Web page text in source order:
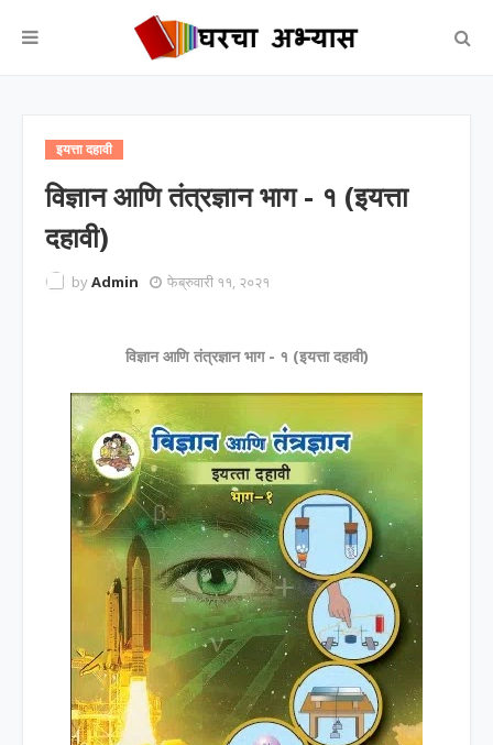
इयत्ता दहावी
विज्ञान आणि तंत्रज्ञान भाग - १ (इयत्ता
दहावी)
byAdmin फेब्रुवारी ११, २०२१
विज्ञान आणि तंत्रज्ञान भाग - १ (इयत्ता दहावी)